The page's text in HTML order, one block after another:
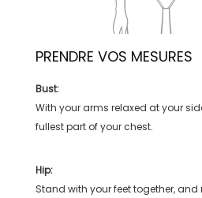
PRENDRE VOS MESURES
Bust:
With your arms relaxed at your
fullest part of your chest.
Hip:
Stand with your feet together,